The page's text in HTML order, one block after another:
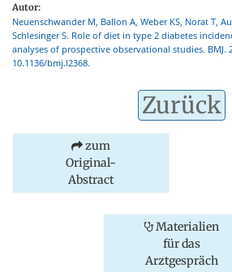
Autor:
Neuenschwander M, Ballon A, Weber KS, Norat T,
Schlesinger S. Role of diet in type 2 diabetes
analyses of prospective observational studies. BMJ.
10.1136/bmj.l2368.
Zurück
zum
Original-
Abstract
Materialien
für das
Arztgespräch